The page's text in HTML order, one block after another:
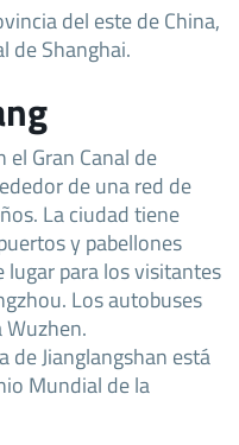
del este de China,
de Shanghai.
Gran Canal de
de una red de
La ciudad tiene
y pabellones
lugar para los visitantes
Los autobuses
de Jianglangshan está
Mundial de la